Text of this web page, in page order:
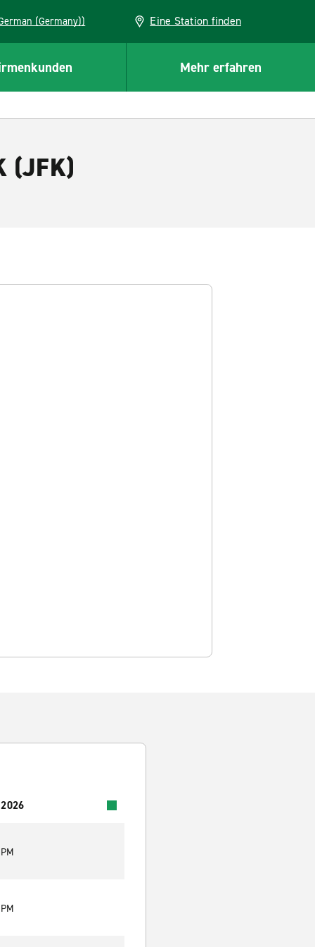
(German (Germany)) Eine Station finden
Mehr erfahren
(JFK)